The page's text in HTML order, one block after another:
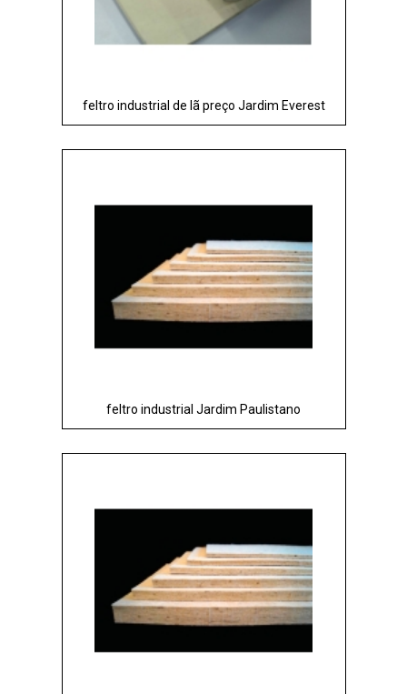
feltro industrial de lã preço Jardim Everest
feltro industrial Jardim Paulistano